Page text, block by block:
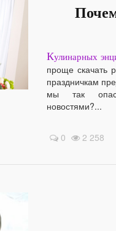
Кулинарных
проще скачать
праздничкам
мы так
новостями?...
0 2 258